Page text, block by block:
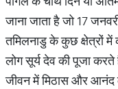
जाना जाता है जो 17
तमिलनाडु के कुछ क्षेत्रों में
लोग सूर्य देव की पूजा
जीवन में मिठास और आनंद